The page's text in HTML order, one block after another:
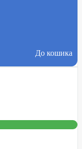
До кошика